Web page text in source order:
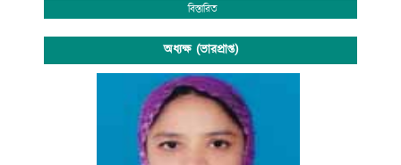
বিস্তারিত
অধ্যক্ষ (ভারপ্রাপ্ত)